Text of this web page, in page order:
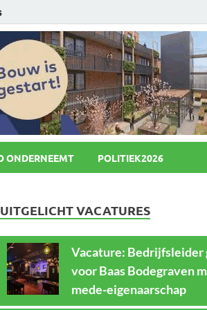
ONDERNEEMT POLITIEK2026
UITGELICHT VACATURES
Vacature: Bedrijfsleider
voor Baas Bodegraven
mede-eigenaarschap